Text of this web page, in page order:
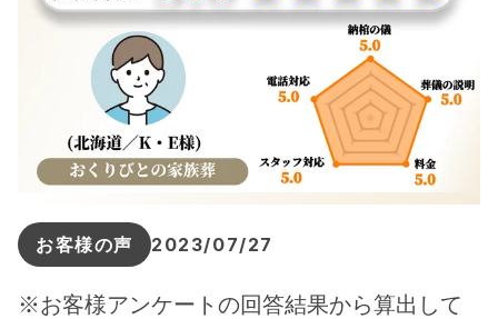
会社を知る
店舗用地募集
北海道エリア
お客様の声 2023/07/27
※お客様アンケートの回答結果から算出して